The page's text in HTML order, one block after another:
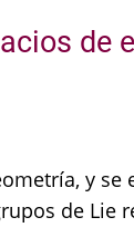
de
y se
de Lie